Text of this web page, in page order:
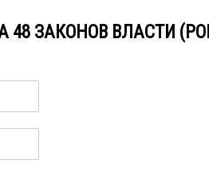
48 ЗАКОНОВ ВЛАСТИ